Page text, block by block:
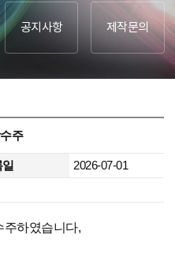
공지사항 제작문의
주
2026-07-01
하였습니다,